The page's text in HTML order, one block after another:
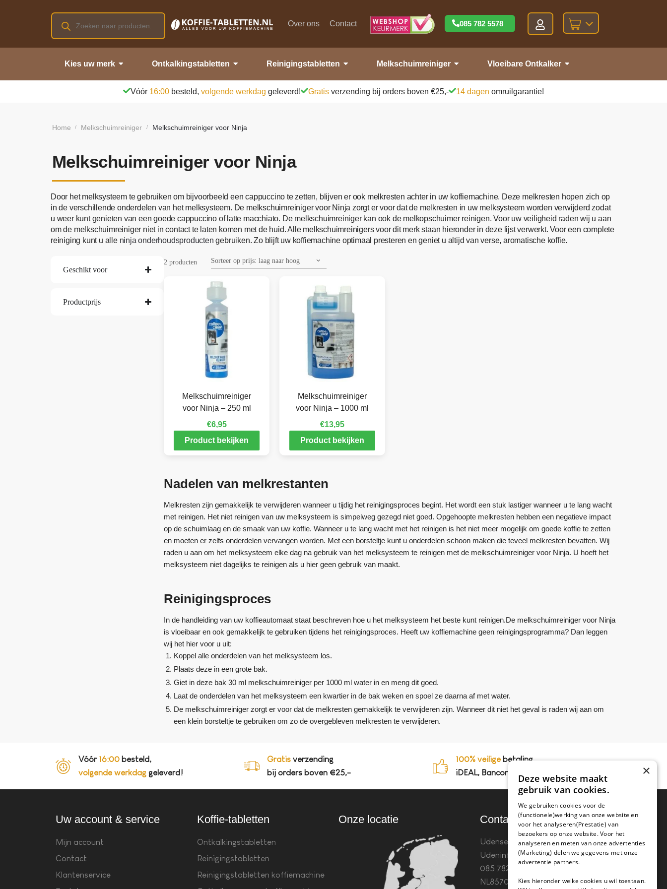
Over ons Contact 085 782 5578
Kies uw merk Ontkalkingstabletten Reinigingstabletten Melkschuimreiniger Vloeibare Ontkalker
Vóór 16:00 besteld, volgende werkdag geleverd! Gratis verzending bij orders boven €25,- 14 dagen omruilgarantie!
Home / Melkschuimreiniger / Melkschuimreiniger voor Ninja
Melkschuimreiniger voor Ninja
Door het melksysteem te gebruiken om bijvoorbeeld een cappuccino te zetten, blijven er ook melkresten achter in uw koffiemachine. Deze melkresten hopen zich op
in de verschillende onderdelen van het melksysteem. De melkschuimreiniger voor Ninja zorgt er voor dat de melkresten in uw melksysteem worden verwijderd zodat
u weer kunt genieten van een goede cappuccino of latte macchiato. De melkschuimreiniger kan ook de melkopschuimer reinigen. Voor uw veiligheid raden wij u aan
om de melkschuimreiniger niet in contact te laten komen met de huid. Alle melkschuimreinigers voor dit merk staan hieronder in deze lijst verwerkt. Voor een complete
reiniging kunt u alle ninja onderhoudsproducten gebruiken. Zo blijft uw koffiemachine optimaal presteren en geniet u altijd van verse, aromatische koffie.
Geschikt voor
Productprijs
2 producten
Melkschuimreiniger
voor Ninja – 250 ml
€6,95
Product bekijken
Melkschuimreiniger
voor Ninja – 1000 ml
€13,95
Product bekijken
Nadelen van melkrestanten
Melkresten zijn gemakkelijk te verwijderen wanneer u tijdig het reinigingsproces begint. Het wordt een stuk lastiger wanneer u te lang wacht
met reinigen. Het niet reinigen van uw melksysteem is simpelweg gezegd niet goed. Opgehoopte melkresten hebben een negatieve impact
op de schuimlaag en de smaak van uw koffie. Wanneer u te lang wacht met het reinigen is het niet meer mogelijk om goede koffie te zetten
en moeten er zelfs onderdelen vervangen worden. Met een borsteltje kunt u onderdelen schoon maken die teveel melkresten bevatten. Wij
raden u aan om het melksysteem elke dag na gebruik van het melksysteem te reinigen met de melkschuimreiniger voor Ninja. U hoeft het
melksysteem niet dagelijks te reinigen als u hier geen gebruik van maakt.
Reinigingsproces
In de handleiding van uw koffieautomaat staat beschreven hoe u het melksysteem het beste kunt reinigen.De melkschuimreiniger voor Ninja
is vloeibaar en ook gemakkelijk te gebruiken tijdens het reinigingsproces. Heeft uw koffiemachine geen reinigingsprogramma? Dan leggen
wij het hier voor u uit:
Koppel alle onderdelen van het melksysteem los.
Plaats deze in een grote bak.
Giet in deze bak 30 ml melkschuimreiniger per 1000 ml water in en meng dit goed.
Laat de onderdelen van het melksysteem een kwartier in de bak weken en spoel ze daarna af met water.
De melkschuimreiniger zorgt er voor dat de melkresten gemakkelijk te verwijderen zijn. Wanneer dit niet het geval is raden wij aan om
een klein borsteltje te gebruiken om zo de overgebleven melkresten te verwijderen.
Vóór 16:00 besteld,
volgende werkdag geleverd!
Gratis verzending
bij orders boven €25,-
100% veiligebetaling,
iDEAL, Bancontact en op rekening
Uw account & service
Mijn account
Contact
Klantenservice
Koffie-tabletten
Ontkalkingstabletten
Reinigingstabletten
Reinigingstabletten koffiemachine
Onze locatie Contact
Udenseweg 8B 5405 PA
Udeninfo(@)koffie-tabletten.nlTel.
085 782 5578KvK 67529623 Btw:
NL857053759B01
×
Deze website maakt
gebruik van cookies.
We gebruiken cookies voor de
(functionele)werking van onze website en
voor het analyseren(Prestatie) van
bezoekers op onze website. Voor het
analyseren en meten van onze advertenties
(Marketing) delen we gegevens met onze
advertentie partners.
Kies hieronder welke cookies u wil toestaan.